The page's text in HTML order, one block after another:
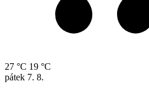
27 °C 19 °C
pátek 7. 8.